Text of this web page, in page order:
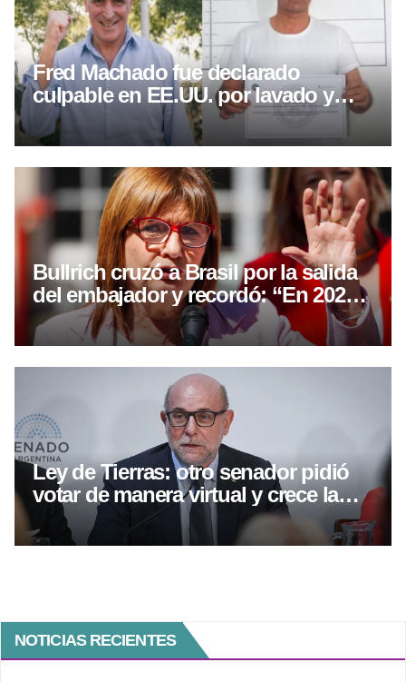
Fred Machado fue declarado
culpable en EE.UU. por lavado y
fraude
Bullrich cruzó a Brasil por la salida
del embajador y recordó: “En 2025,
Lula visitó a la presidiaria Kirchner”
Ley de Tierras: otro senador pidió
votar de manera virtual y crece la
tensión antes de la sesión
NOTICIAS RECIENTES